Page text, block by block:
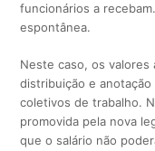
funcionários a
espontânea.
Neste caso, os
distribuição e
coletivos de trabalho.
promovida pela nova
que o salário não